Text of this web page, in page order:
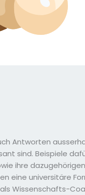
Antworten
sind. Beispiele
ihre
eine universitäre
Wissenschafts-